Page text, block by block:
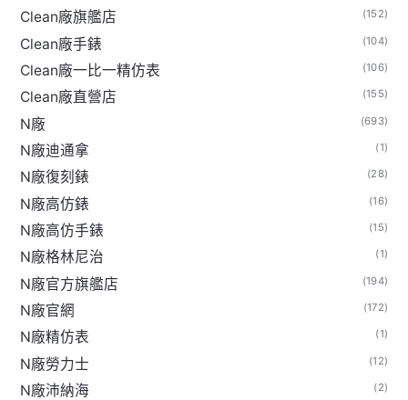
Clean廠旗艦店 (152)
Clean廠手錶 (104)
Clean廠一比一精仿表 (106)
Clean廠直營店 (155)
N廠 (693)
N廠迪通拿 (1)
N廠復刻錶 (28)
N廠高仿錶 (16)
N廠高仿手錶 (15)
N廠格林尼治 (1)
N廠官方旗艦店 (194)
N廠官網 (172)
N廠精仿表 (1)
N廠勞力士 (12)
N廠沛納海 (2)